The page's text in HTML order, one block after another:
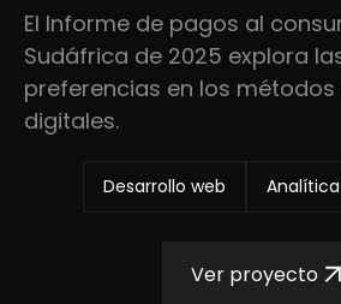
El Informe de pagos al
Sudáfrica de 2025 explora
preferencias en los
digitales.
Desarrollo web Analítica
Ver proyecto